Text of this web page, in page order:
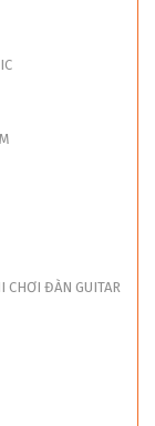
CHƠI ĐÀN GUITAR